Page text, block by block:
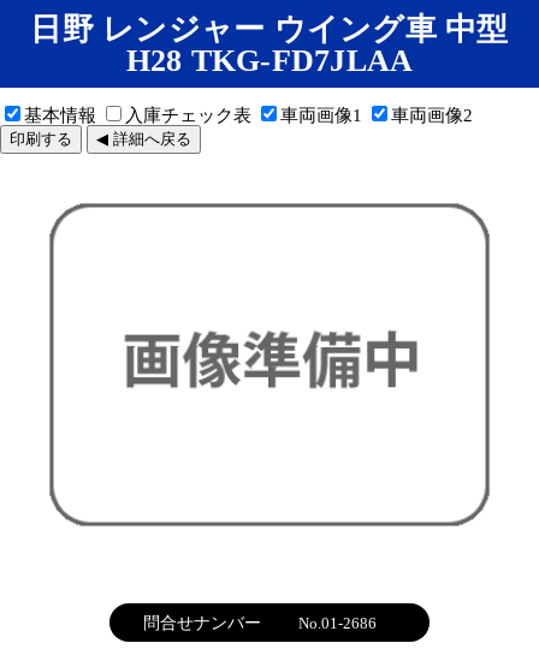
日野 レンジャー ウイング車 中型
H28 TKG-FD7JLAA
基本情報 入庫チェック表 車両画像1 車両画像2
印刷する ◀ 詳細へ戻る
問合せナンバー No.01-2686